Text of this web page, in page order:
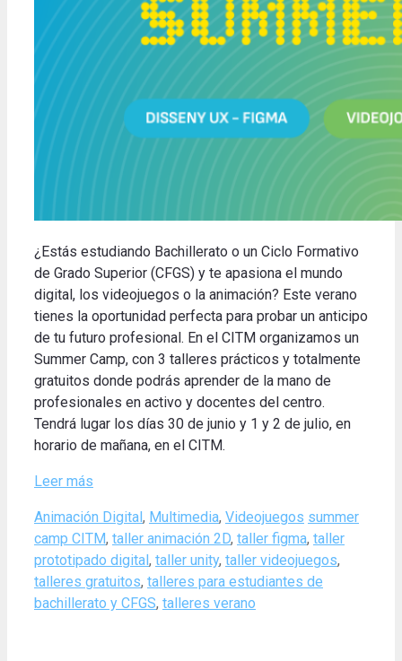
¿Estás estudiando Bachillerato o un Ciclo Formativo
de Grado Superior (CFGS) y te apasiona el mundo
digital, los videojuegos o la animación? Este verano
tienes la oportunidad perfecta para probar un anticipo
de tu futuro profesional. En el CITM organizamos un
Summer Camp, con 3 talleres prácticos y totalmente
gratuitos donde podrás aprender de la mano de
profesionales en activo y docentes del centro.
Tendrá lugar los días 30 de junio y 1 y 2 de julio, en
horario de mañana, en el CITM.
Leer más
Categories
Animación Digital, Multimedia, Videojuegos Tags
summer
camp CITM, taller animación 2D, taller figma, taller
prototipado digital, taller unity, taller videojuegos,
talleres gratuitos, talleres para estudiantes de
bachillerato y CFGS, talleres verano